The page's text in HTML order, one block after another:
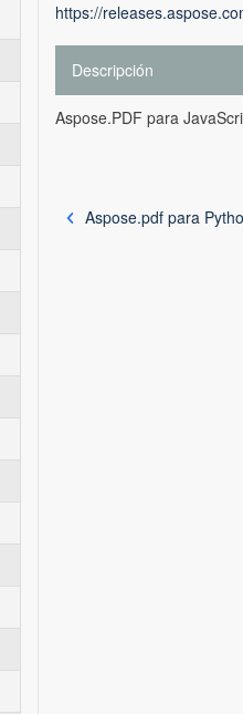
https://
Descripción
Aspose.PDF para
Aspose.pdf para